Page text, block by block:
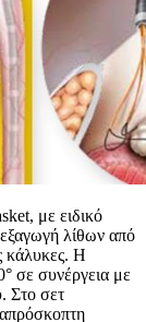
με ειδικό
λίθων από
κάλυκες. Η
σε συνέργεια με
Στο σετ